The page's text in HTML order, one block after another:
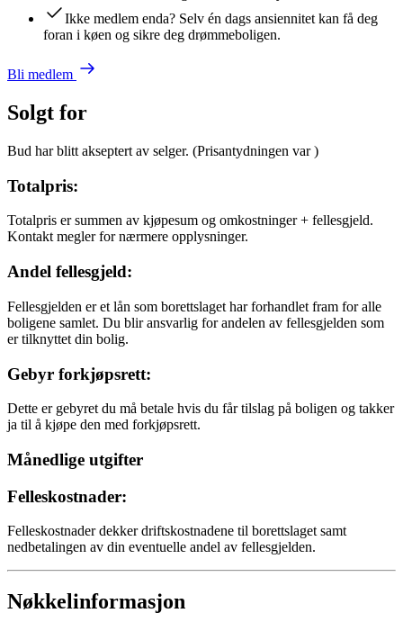
Ikke medlem enda? Selv én dags ansiennitet kan få deg
foran i køen og sikre deg drømmeboligen.
Bli medlem
Solgt for
Bud har blitt akseptert av selger. (Prisantydningen var)
Totalpris:
Totalpris er summen av kjøpesum og omkostninger + fellesgjeld.
Kontakt megler for nærmere opplysninger.
Andel fellesgjeld:
Fellesgjelden er et lån som borettslaget har forhandlet fram for alle
boligene samlet. Du blir ansvarlig for andelen av fellesgjelden som
er tilknyttet din bolig.
Gebyr forkjøpsrett:
Dette er gebyret du må betale hvis du får tilslag på boligen og takker
ja til å kjøpe den med forkjøpsrett.
Månedlige utgifter
Felleskostnader:
Felleskostnader dekker driftskostnadene til borettslaget samt
nedbetalingen av din eventuelle andel av fellesgjelden.
Nøkkelinformasjon